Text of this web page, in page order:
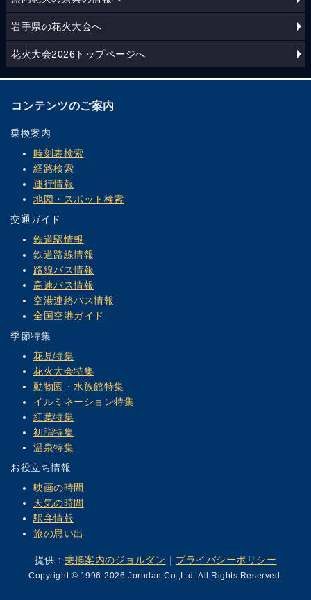
岩手県の花火大会へ
花火大会2026トップページへ
コンテンツのご案内
乗換案内
時刻表検索
経路検索
運行情報
地図・スポット検索
交通ガイド
鉄道駅情報
鉄道路線情報
路線バス情報
高速バス情報
空港連絡バス情報
全国空港ガイド
季節特集
花見特集
花火大会特集
動物園・水族館特集
イルミネーション特集
紅葉特集
初詣特集
温泉特集
お役立ち情報
映画の時間
天気の時間
駅弁情報
旅の思い出
提供：乗換案内のジョルダン ｜ プライバシーポリシー
Copyright © 1996-2026 Jorudan Co.,Ltd. All Rights Reserved.